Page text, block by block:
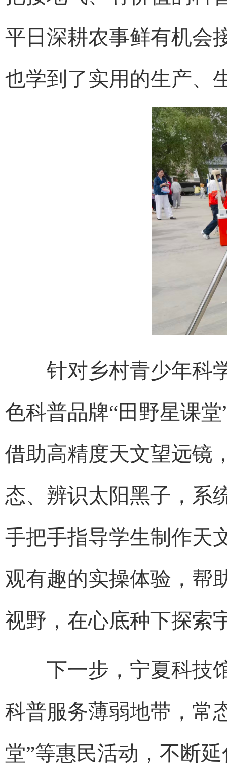
平日深耕农事鲜有机会
也学到了实用的生产、
针对乡村青少年科学
色科普品牌“田野星课
借助高精度天文望远镜
态、辨识太阳黑子，系
手把手指导学生制作天
观有趣的实操体验，帮
视野，在心底种下探索
下一步，宁夏科技馆
科普服务薄弱地带，常
堂”等惠民活动，不断